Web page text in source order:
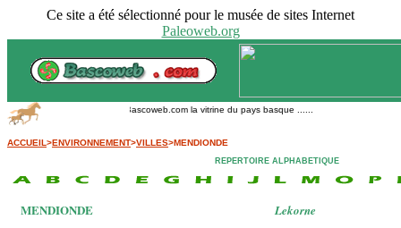
Ce site a été sélectionné pour le musée de sites Internet
Paleoweb.org
Bascoweb.com la vitrine du pays basque ......
ACCUEIL>ENVIRONNEMENT>VILLES>MENDIONDE
REPERTOIRE ALPHABETIQUE
MENDIONDE Lekorne